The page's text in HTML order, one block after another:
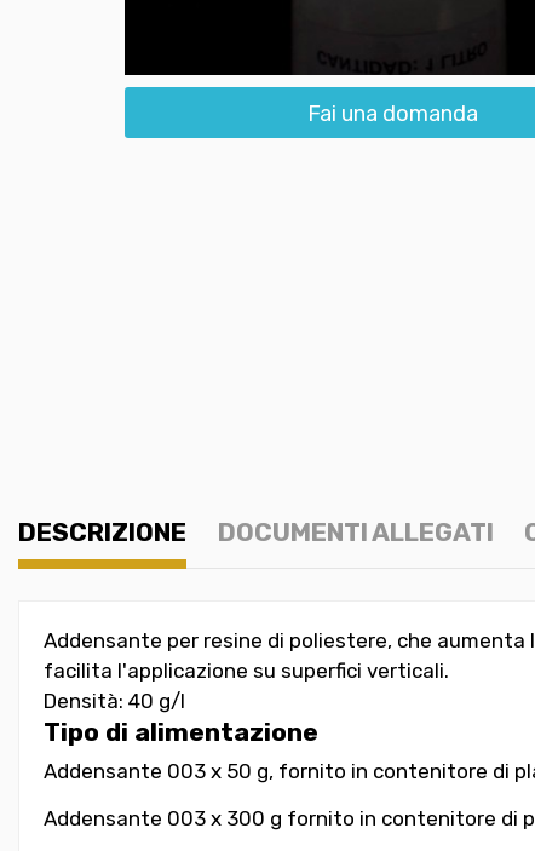
Fai una domanda
DESCRIZIONE DOCUMENTI ALLEGATI
Addensante per resine di poliestere, che
facilita l'applicazione su superfici verticali.
Densità: 40 g/l
Tipo di alimentazione
Addensante 003 x 50 g, fornito in contenitore di
Addensante 003 x 300 g fornito in contenitore di